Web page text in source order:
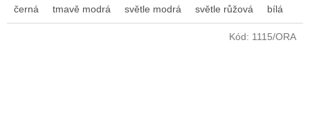
černá tmavě modrá světle modrá světle růžová bílá
Kód: 1115/ORA